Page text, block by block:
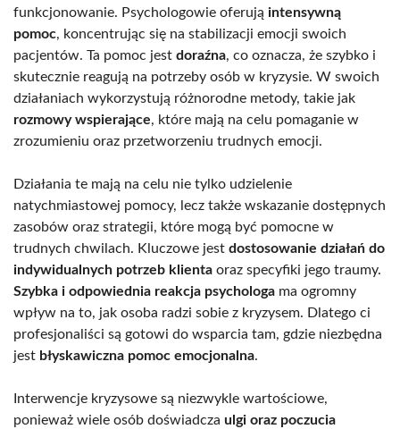
funkcjonowanie. Psychologowie oferują intensywną
pomoc, koncentrując się na stabilizacji emocji swoich
pacjentów. Ta pomoc jest doraźna, co oznacza, że szybko i
skutecznie reagują na potrzeby osób w kryzysie. W swoich
działaniach wykorzystują różnorodne metody, takie jak
rozmowy wspierające, które mają na celu pomaganie w
zrozumieniu oraz przetworzeniu trudnych emocji.
Działania te mają na celu nie tylko udzielenie
natychmiastowej pomocy, lecz także wskazanie dostępnych
zasobów oraz strategii, które mogą być pomocne w
trudnych chwilach. Kluczowe jest dostosowanie działań do
indywidualnych potrzeb klienta oraz specyfiki jego traumy.
Szybka i odpowiednia reakcja psychologa ma ogromny
wpływ na to, jak osoba radzi sobie z kryzysem. Dlatego ci
profesjonaliści są gotowi do wsparcia tam, gdzie niezbędna
jest błyskawiczna pomoc emocjonalna.
Interwencje kryzysowe są niezwykle wartościowe,
ponieważ wiele osób doświadcza ulgi oraz poczucia